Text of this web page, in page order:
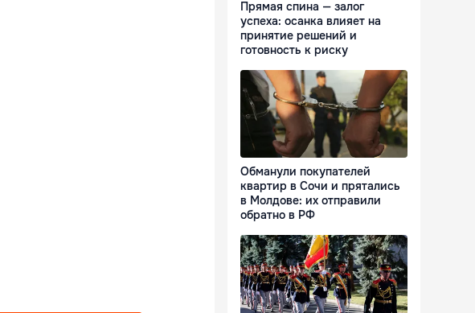
Прямая спина — залог
успеха: осанка влияет на
принятие решений и
готовность к риску
Обманули покупателей
квартир в Сочи и прятались
в Молдове: их отправили
обратно в РФ